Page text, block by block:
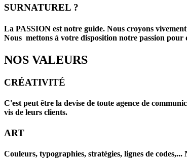
SURNATUREL ?
La PASSION est notre guide. Nous croyons
Nous mettons à votre disposition notre passion pour
NOS VALEURS
CRÉATIVITÉ
C'est peut être la devise de toute agence de
vis de leurs clients.
ART
Couleurs, typographies, stratégies, lignes de